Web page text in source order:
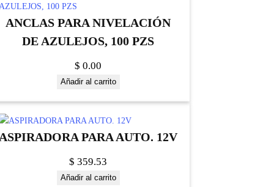
ANCLAS PARA NIVELACIÓN
DE AZULEJOS, 100 PZS
$ 0.00
Añadir al carrito
PARA AUTO. 12V
$ 359.53
Añadir al carrito